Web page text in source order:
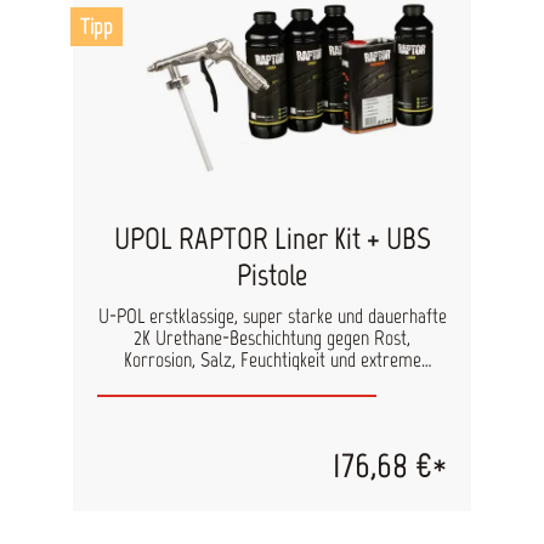
Farbsysteme. Pflege von existierenden
Gleitschutzanstrichen. Verdünnung: Roller:
Epifanes Farbverdünner Überstreichbarkeit:
Nach 24 Stunden bei 20°C. Belastbar nach 72
Stunden bei 18°C. Ergiebigkeit: 1000ml auf 4-8
m2= 40 µm Trockenschichtdicke
Tipp
UPOL RAPTOR Liner Kit + UBS
Pistole
U-POL erstklassige, super starke und dauerhafte
2K Urethane-Beschichtung gegen Rost,
Korrosion, Salz, Feuchtigkeit und extreme
meisten abgenutzten und unebenen Ladeflächen
Trocknet besonders schnell und gewährleistet
kratz- und fleckenfeste Oberfläche, die UV-
176,68 €*